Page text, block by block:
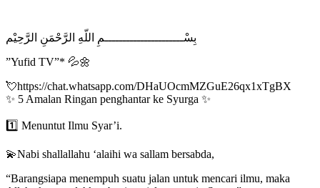
بِسْــــــــــــــــــــــمِ اللّهِ الرَّحْمَنِ الرَّحِيْم
”Yufid TV”* 💦🌼
💘https://chat.whatsapp.com/DHaUOcmMZGuE26qx1xTgBX
✨ 5 Amalan Ringan penghantar ke Syurga ✨
1️⃣ Menuntut Ilmu Syar’i.
💫Nabi shallallahu ‘alaihi wa sallam bersabda,
“Barangsiapa menempuh suatu jalan untuk mencari ilmu, maka